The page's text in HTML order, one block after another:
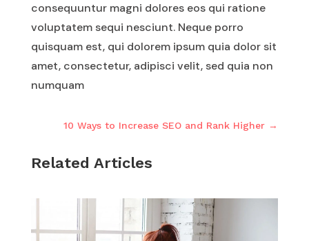
consequuntur magni dolores eos qui ratione
voluptatem sequi nesciunt. Neque porro
quisquam est, qui dolorem ipsum quia dolor sit
amet, consectetur, adipisci velit, sed quia non
numquam
10 Ways to Increase SEO and Rank Higher →
Related Articles